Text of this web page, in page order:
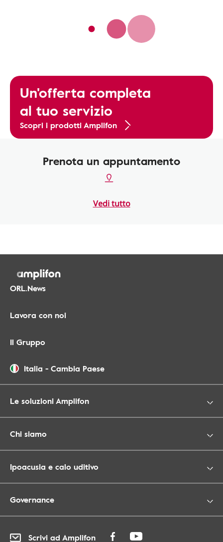
Un'offerta completa
al tuo servizio
Scopri i prodotti Amplifon
Prenota un appuntamento
Vedi tutto
ORL.News
Lavora con noi
Il Gruppo
Italia - Cambia Paese
Le soluzioni Amplifon
Chi siamo
Ipoacusia e calo uditivo
Governance
Scrivi ad Amplifon